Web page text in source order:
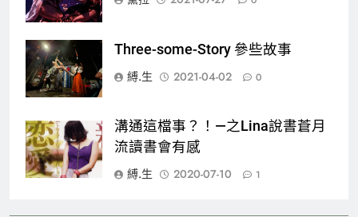
Three-some-Story 參些故事
縛.生
2021-04-02 0
溝通這檔事？！—之Lina說書蒼月
流讀書會有感
縛.生
2020-07-10 1